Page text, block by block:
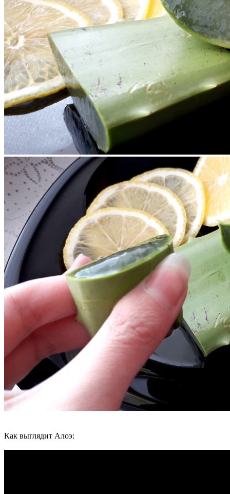
Как выглядит Алоэ: